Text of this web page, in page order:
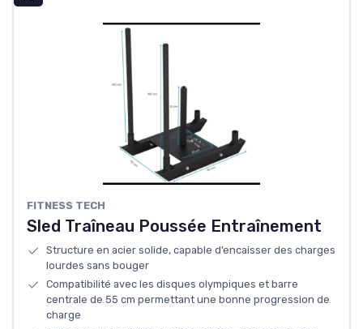
‎FITNESS TECH
Sled Traîneau Poussée Entraînement
Structure en acier solide, capable d’encaisser des charges
lourdes sans bouger
Compatibilité avec les disques olympiques et barre
centrale de 55 cm permettant une bonne progression de
charge